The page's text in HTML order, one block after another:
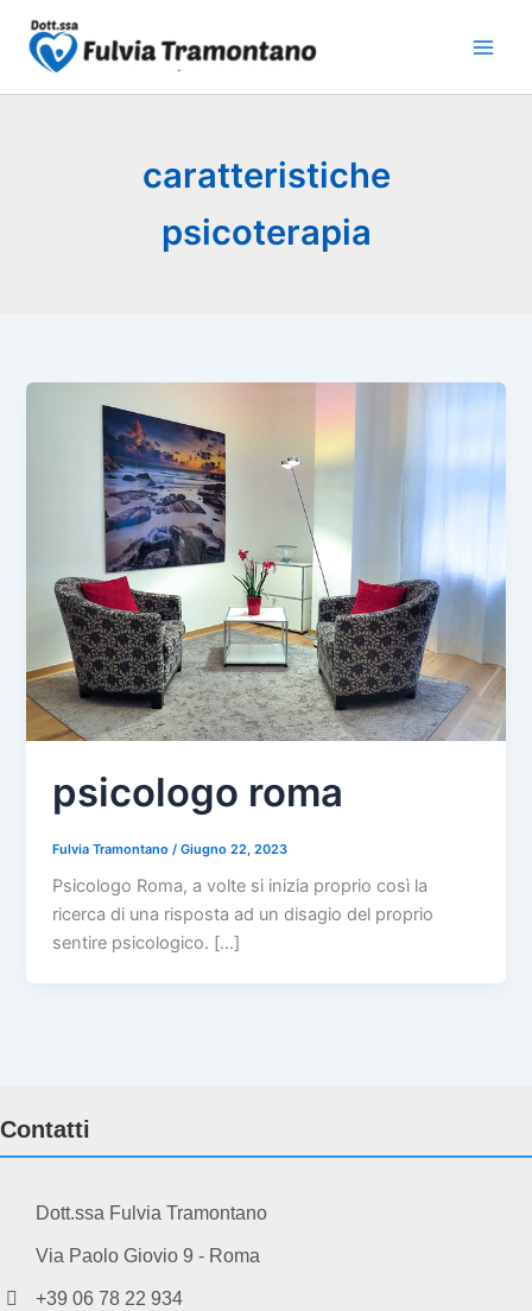
contenuto
caratteristiche
psicoterapia
psicologo roma
Fulvia Tramontano/Giugno 22, 2023
Psicologo Roma, a volte si inizia proprio così la
ricerca di una risposta ad un disagio del proprio
sentire psicologico. […]
Contatti
Dott.ssa Fulvia Tramontano
Via Paolo Giovio 9 - Roma
+39 06 78 22 934